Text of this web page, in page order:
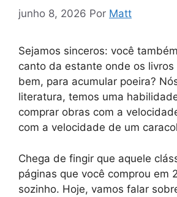
junho 8, 2026 Por Matt
Sejamos sinceros: você
canto da estante onde os
bem, para acumular poeira?
literatura, temos uma
comprar obras com a
com a velocidade de um
Chega de fingir que aquele
páginas que você comprou em
sozinho. Hoje, vamos falar